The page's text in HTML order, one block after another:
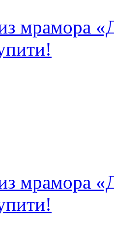
мрамора
мрамора